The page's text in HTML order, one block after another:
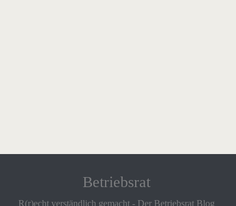
Betriebsrat
R(r)echt verständlich gemacht - Der Betriebsrat Blog